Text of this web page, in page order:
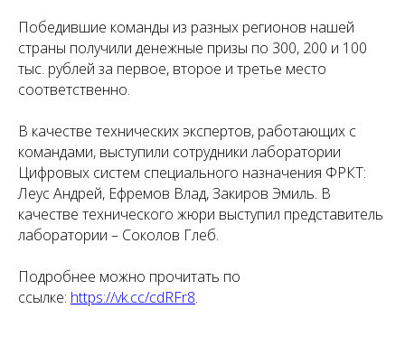
Победившие команды из разных регионов нашей
страны получили денежные призы по 300, 200 и 100
тыс. рублей за первое, второе и третье место
соответственно.
В качестве технических экспертов, работающих с
командами, выступили сотрудники лаборатории
Цифровых систем специального назначения ФРКТ:
Леус Андрей, Ефремов Влад, Закиров Эмиль. В
качестве технического жюри выступил представитель
лаборатории – Соколов Глеб.
Подробнее можно прочитать по
ссылке: https://vk.cc/cdRFr8.